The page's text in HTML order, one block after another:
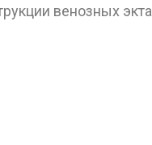
венозных